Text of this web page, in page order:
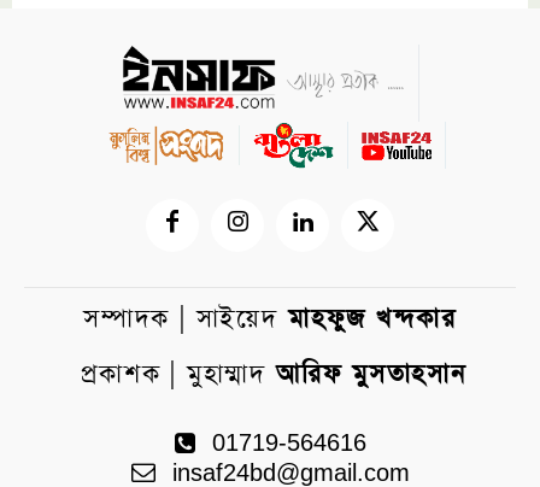
সম্পাদক | সাইয়েদমাহফুজ খন্দকার
প্রকাশক | মুহাম্মাদআরিফ মুসতাহসান
01719-564616
insaf24bd@gmail.com